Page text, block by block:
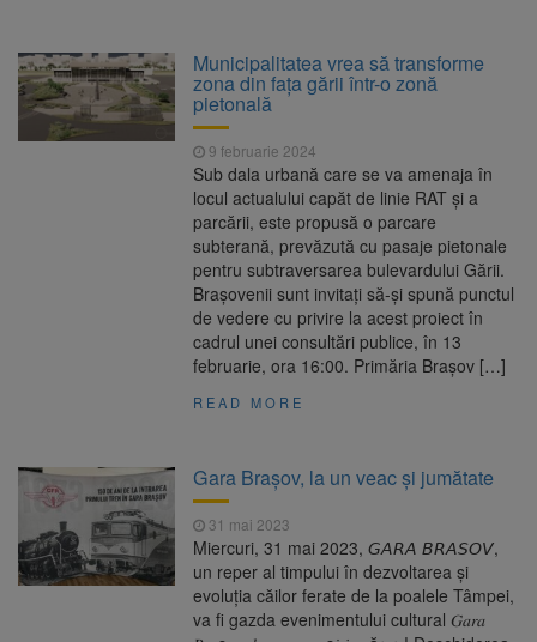
Municipalitatea vrea să transforme
zona din fața gării într-o zonă
pietonală
9 februarie 2024
Sub dala urbană care se va amenaja în
locul actualului capăt de linie RAT și a
parcării, este propusă o parcare
subterană, prevăzută cu pasaje pietonale
pentru subtraversarea bulevardului Gării.
Brașovenii sunt invitați să-și spună punctul
de vedere cu privire la acest proiect în
cadrul unei consultări publice, în 13
februarie, ora 16:00. Primăria Brașov […]
READ MORE
Gara Brașov, la un veac și jumătate
31 mai 2023
Miercuri, 31 mai 2023, 𝘎𝘈𝘙𝘈 𝘉𝘙𝘈𝘚𝘖𝘝,
un reper al timpului în dezvoltarea și
evoluția căilor ferate de la poalele Tâmpei,
va fi gazda evenimentului cultural 𝐺𝑎𝑟𝑎